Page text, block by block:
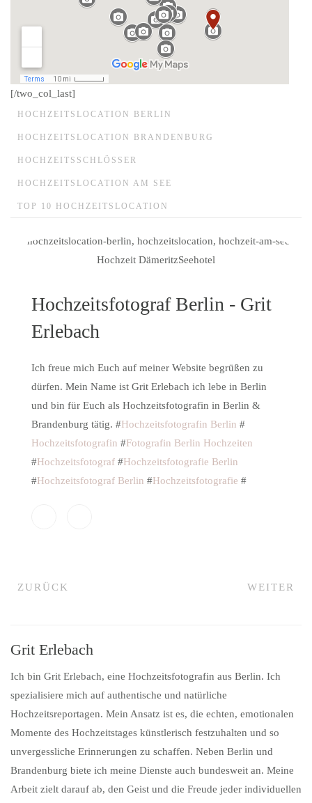
[/two_col_last]
HOCHZEITSLOCATION BERLIN
HOCHZEITSLOCATION BRANDENBURG
HOCHZEITSSCHLÖSSER
HOCHZEITSLOCATION AM SEE
TOP 10 HOCHZEITSLOCATION
Hochzeitsfotograf Berlin - Grit
Erlebach
Ich freue mich Euch auf meiner Website begrüßen zu
dürfen. Mein Name ist Grit Erlebach ich lebe in Berlin
und bin für Euch als Hochzeitsfotografin in Berlin &
Brandenburg tätig. #Hochzeitsfotografin Berlin #
Hochzeitsfotografin #Fotografin Berlin Hochzeiten
#Hochzeitsfotograf #Hochzeitsfotografie Berlin
#Hochzeitsfotograf Berlin #Hochzeitsfotografie #
ZURÜCK WEITER
Grit Erlebach
Ich bin Grit Erlebach, eine Hochzeitsfotografin aus Berlin. Ich
spezialisiere mich auf authentische und natürliche
Hochzeitsreportagen. Mein Ansatz ist es, die echten, emotionalen
Momente des Hochzeitstages künstlerisch festzuhalten und so
unvergessliche Erinnerungen zu schaffen. Neben Berlin und
Brandenburg biete ich meine Dienste auch bundesweit an. Meine
Arbeit zielt darauf ab, den Geist und die Freude jeder individuellen